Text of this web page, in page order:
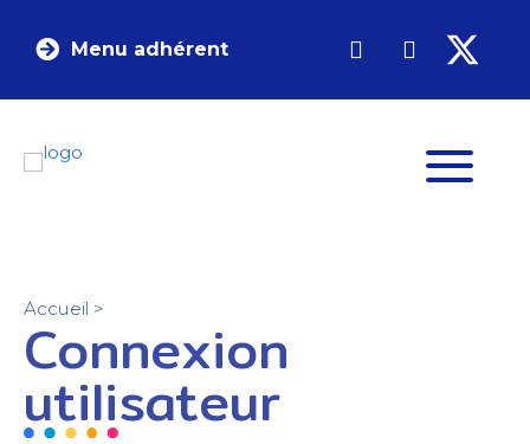
Menu adhérent
Accueil >
Connexion
utilisateur